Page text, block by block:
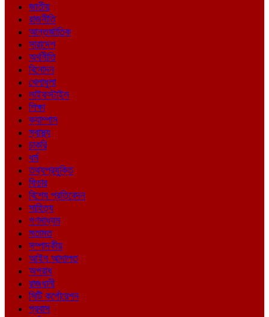
জাতীয়
রাজনীতি
আন্তর্জাতিক
সারাদেশ
অর্থনীতি
বিনোদন
খেলাধুলা
লাইফস্টাইল
শিক্ষা
ক্যাম্পাস
স্বাস্থ্য
চাকরি
ধর্ম
তথ্যপ্রযুক্তি
ফিচার
বিশেষ প্রতিবেদন
সাহিত্য
গণমাধ্যম
মতামত
সম্পাদকীয়
আইন আদালত
অপরাধ
রাজধানী
সিটি কর্পোরেশন
প্রবাস